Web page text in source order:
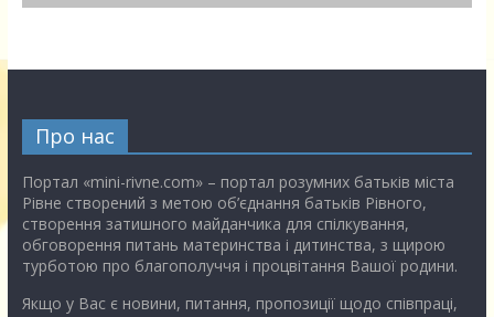
Про нас
Портал «mini-rivne.com» – портал розумних батьків міста
Рівне створений з метою об’єднання батьків Рівного,
створення затишного майданчика для спілкування,
обговорення питань материнства і дитинства, з щирою
турботою про благополуччя і процвітання Вашої родини.
Якщо у Вас є новини, питання, пропозиції щодо співпраці,